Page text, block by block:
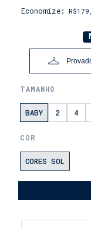
MENINOS
TAMANHO
ANO)
E 2
ANOS
Economize:
TAMANHO
BABY 2 4
COR
CORES SOL